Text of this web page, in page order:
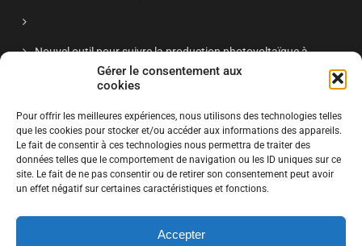
Gérer le consentement aux
cookies
Pour offrir les meilleures expériences, nous utilisons des technologies telles
que les cookies pour stocker et/ou accéder aux informations des appareils.
Le fait de consentir à ces technologies nous permettra de traiter des
données telles que le comportement de navigation ou les ID uniques sur ce
site. Le fait de ne pas consentir ou de retirer son consentement peut avoir
un effet négatif sur certaines caractéristiques et fonctions.
Accepter
Nouvel outil pour suivre la production photovoltaïque à
à Antony : retour d’expériences et projets citoyens »
S'ABONNER